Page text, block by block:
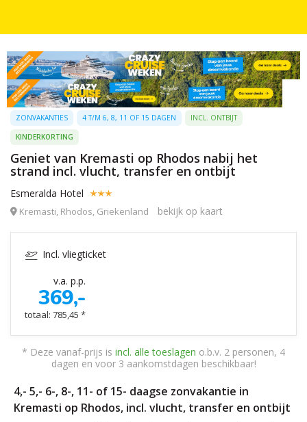
ZONVAKANTIES 4 T/M 6, 8, 11 OF 15 DAGEN
INCL. ONTBIJT
KINDERKORTING
Geniet van Kremasti op Rhodos nabij het
strand incl. vlucht, transfer en ontbijt
Esmeralda Hotel
Kremasti, Rhodos, Griekenland bekijk op kaart
Incl. vliegticket
v.a. p.p.
369,-
totaal: 785,45 *
* Deze vanaf-prijs is incl. alle toeslagen o.b.v. 2 personen, 4
dagen en voor 3 aankomstdagen beschikbaar!
4,- 5,- 6-, 8-, 11- of 15- daagse zonvakantie in
Kremasti op Rhodos, incl. vlucht, transfer en ontbijt